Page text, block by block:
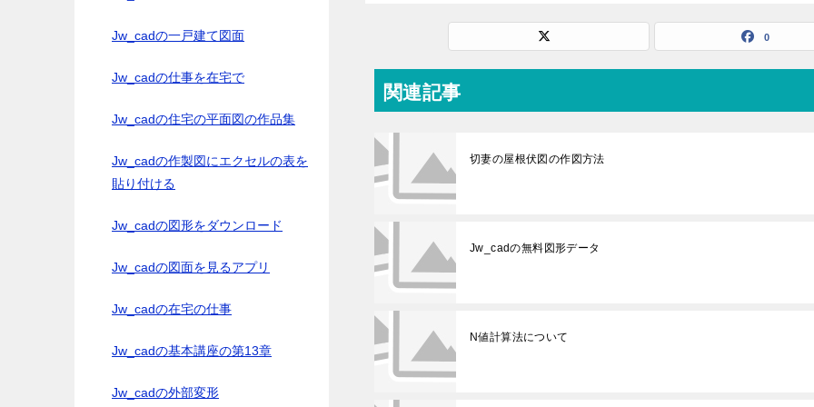
0
関連記事
切妻の屋根伏図の作図方法
Jw_cadの無料図形データ
N値計算法について
Jw_cadの一戸建て図面
Jw_cadの仕事を在宅で
Jw_cadの住宅の平面図の作品集
Jw_cadの作製図にエクセルの表を
貼り付ける
Jw_cadの図形をダウンロード
Jw_cadの図面を見るアプリ
Jw_cadの在宅の仕事
Jw_cadの基本講座の第13章
Jw_cadの外部変形